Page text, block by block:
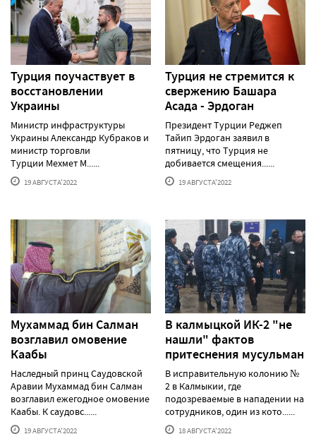
Турция поучаствует в
восстановлении
Украины
Министр инфраструктуры
Украины Александр Кубраков и
министр торговли
Турции Мехмет М......
19 АВГУСТА'2022
Турция не стремится к
свержению Башара
Асада - Эрдоган
Президент Турции Реджеп
Тайип Эрдоган заявил в
пятницу, что Турция не
добивается смещения......
19 АВГУСТА'2022
Мухаммад бин Салман
возглавил омовение
Каабы
Наследный принц Саудовской
Аравии Мухаммад бин Салман
возглавил ежегодное омовение
Каабы. К саудовс......
19 АВГУСТА'2022
В калмыцкой ИК-2 "не
нашли" фактов
притеснения мусульман
В исправительную колонию №
2 в Калмыкии, где
подозреваемые в нападении на
сотрудников, один из кото......
18 АВГУСТА'2022